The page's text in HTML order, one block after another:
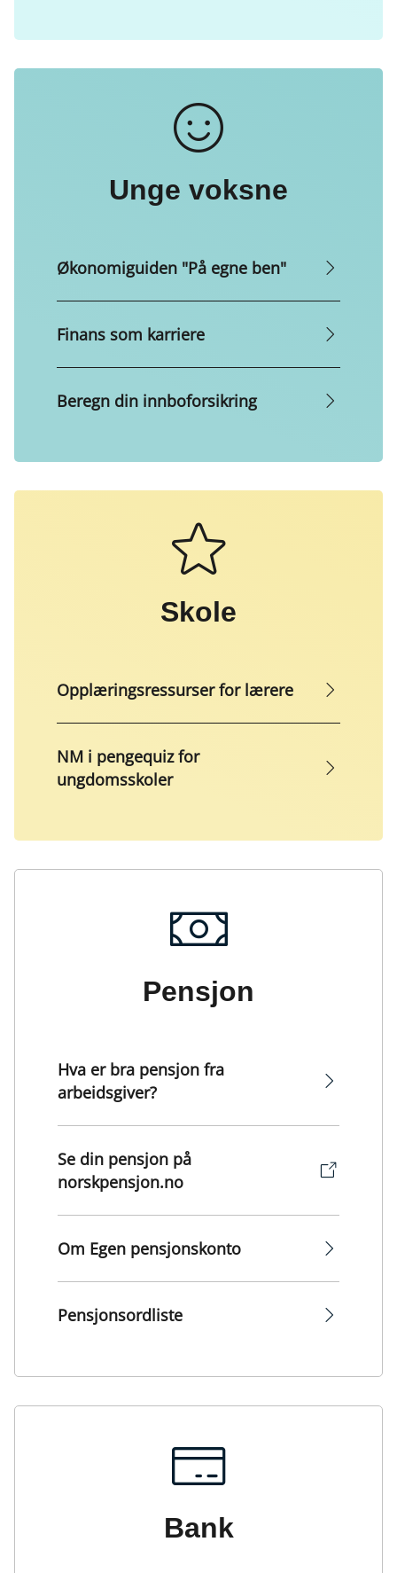
Unge voksne
Økonomiguiden "På egne ben"
Finans som karriere
Beregn din innboforsikring
Skole
Opplæringsressurser for lærere
NM i pengequiz for
ungdomsskoler
Pensjon
Hva er bra pensjon fra
arbeidsgiver?
Se din pensjon på
norskpensjon.no
Om Egen pensjonskonto
Pensjonsordliste
Bank